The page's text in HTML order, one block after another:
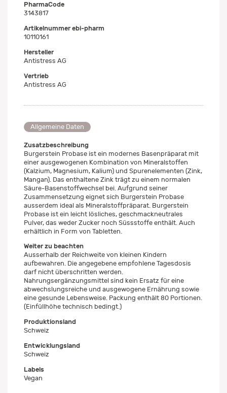
PharmaCode
3143817
Artikelnummer ebi-pharm
10110161
Hersteller
Antistress AG
Vertrieb
Antistress AG
Allgemeine Daten
Zusatzbeschreibung
Burgerstein Probase ist ein modernes Basenpräparat mit
einer ausgewogenen Kombination von Mineralstoffen
(Kalzium, Magnesium, Kalium) und Spurenelementen (Zink,
Mangan). Das enthaltene Zink trägt zu einem normalen
Säure-Basenstoffwechsel bei. Aufgrund seiner
Zusammensetzung eignet sich Burgerstein Probase
ausserdem ideal als Mineralstoffpräparat. Burgerstein
Probase ist ein leicht lösliches, geschmackneutrales
Pulver, das weder Zucker noch Süssstoffe enthält. Auch
erhältlich in Form von Tabletten.
Weiter zu beachten
Ausserhalb der Reichweite von kleinen Kindern
aufbewahren. Die angegebene empfohlene Tagesdosis
darf nicht überschritten werden.
Nahrungsergänzungsmittel sind kein Ersatz für eine
abwechslungsreiche und ausgewogene Ernährung sowie
eine gesunde Lebensweise. Packung enthält 80 Portionen.
(Einfüllhöhe technisch bedingt.)
Produktionsland
Schweiz
Entwicklungsland
Schweiz
Labels
Vegan